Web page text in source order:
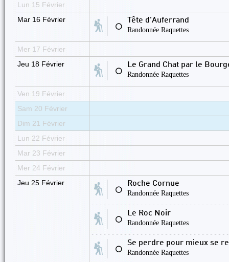
Lun 15 Février
Mar 16 Février
⚪
Tête d'Auferrand
Randonnée Raquettes
Mer 17 Février
Jeu 18 Février
⚪
Le Grand Chat par le
Randonnée Raquettes
Ven 19 Février
Sam 20 Février
Dim 21 Février
Lun 22 Février
Mar 23 Février
Mer 24 Février
Jeu 25 Février
⚪
Roche Cornue
Randonnée Raquettes
⚪
Le Roc Noir
Randonnée Raquettes
⚪
Se perdre pour mieux se
Randonnée Raquettes